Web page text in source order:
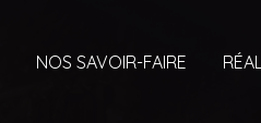
NOS SAVOIR-FAIRE